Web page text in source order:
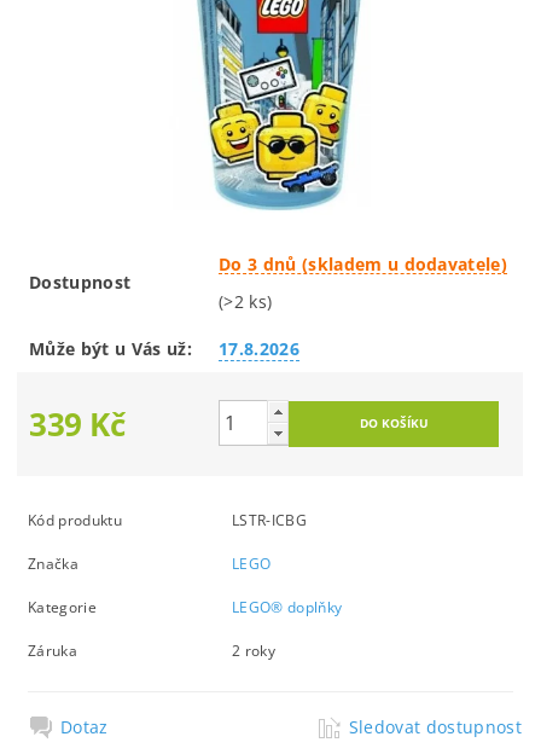
Dostupnost
Do 3 dnů (skladem u dodavatele)
(>2 ks)
Může být u Vás už: 17.8.2026
339 Kč
Kód produktu LSTR-ICBG
Značka LEGO
Kategorie LEGO® doplňky
Záruka 2 roky
Dotaz Sledovat dostupnost